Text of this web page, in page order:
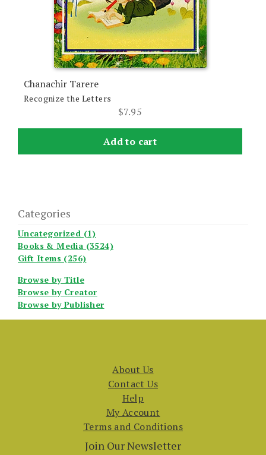
Chanachir Tarere
Recognize the Letters
$7.95
Add to cart
Categories
Uncategorized (1)
Books & Media (3524)
Gift Items (256)
Browse by Title
Browse by Creator
Browse by Publisher
About Us
Contact Us
Help
My Account
Terms and Conditions
Join Our Newsletter